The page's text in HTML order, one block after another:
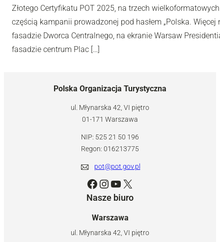
Złotego Certyfikatu POT 2025, na trzech
częścią kampanii prowadzonej pod hasłem „Polska.
fasadzie Dworca Centralnego, na ekranie Warsaw
fasadzie centrum Plac […]
Polska Organizacja Turystyczna
ul. Młynarska 42, VI piętro
01-171 Warszawa
NIP: 525 21 50 196
Regon: 016213775
pot@pot.gov.pl
Facebook Instagram YouTube X
Nasze biuro
Warszawa
ul. Młynarska 42, VI piętro